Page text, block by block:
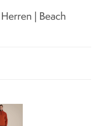
| Beach